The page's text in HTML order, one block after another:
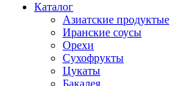
Каталог
Азиатские продуктые
Иранские соусы
Орехи
Сухофрукты
Цукаты
Бакалея